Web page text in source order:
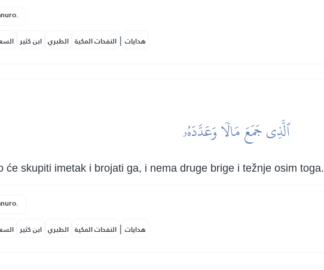
ابن كثير الطبري النفحات المكية | هدايات
ٱلَّذِي جَمَعَ مَالٗا وَعَدَّدَهُۥ
će skupiti imetak i brojati ga, i nema druge brige i težnje osim toga.
ابن كثير الطبري النفحات المكية | هدايات